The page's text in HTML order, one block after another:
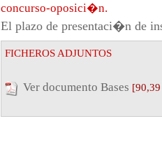
concurso-oposici�n.
El plazo de presentaci�n de
FICHEROS ADJUNTOS
Ver documento Bases